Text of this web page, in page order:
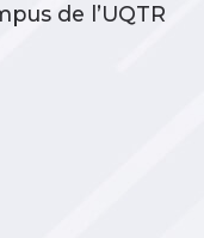
de l’UQTR